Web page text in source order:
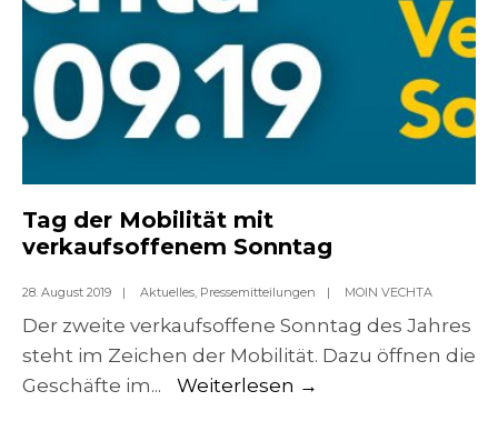
Tag der Mobilität mit
verkaufsoffenem Sonntag
28. August 2019 | Aktuelles, Pressemitteilungen | MOIN VECHTA
Der zweite verkaufsoffene Sonntag des Jahres
steht im Zeichen der Mobilität. Dazu öffnen die
Geschäfte im... Weiterlesen →